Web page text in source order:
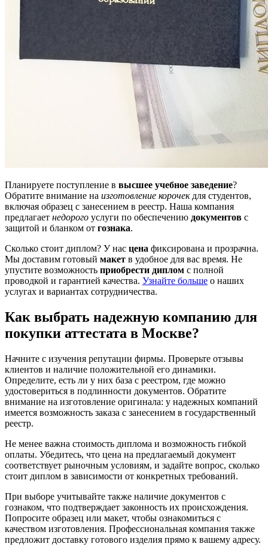
Планируете поступление в высшее учебное заведение?
Обратите внимание на изготовление корочекдля студентов,
включая образец с занесением в реестр. Наша компания
предлагает недорого услуги по обеспечению документов с
защитой и бланком от гознака.
Сколько стоит диплом? У нас цена фиксирована и прозрачна.
Мы доставим готовый макет в удобное для вас время. Не
упустите возможность приобрести диплом с полной
проводкой и гарантией качества. Узнайте больше о наших
услугах и вариантах сотрудничества.
Как выбрать надежную компанию для
покупки аттестата в Москве?
Начните с изучения репутации фирмы. Проверьте отзывы
клиентов и наличие положительной его динамики.
Определите, есть ли у них база с реестром, где можно
удостовериться в подлинности документов. Обратите
внимание на изготовление оригинала: у надежных компаний
имеется возможность заказа с занесением в государственный
реестр.
Не менее важна стоимость диплома и возможность гибкой
оплаты. Убедитесь, что цена на предлагаемый документ
соответствует рыночным условиям, и задайте вопрос, сколько
стоит диплом в зависимости от конкретных требований.
При выборе учитывайте также наличие документов с
гознаком, что подтверждает законность их происхождения.
Попросите образец или макет, чтобы ознакомиться с
качеством изготовления. Профессиональная компания также
предложит доставку готового изделия прямо к вашему адресу.